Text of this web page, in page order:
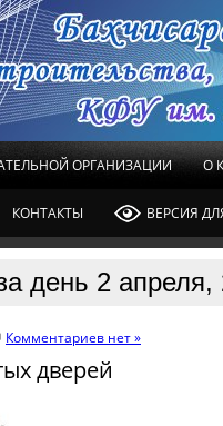
ОРГАНИЗАЦИИ О
КОНТАКТЫ ВЕРСИЯ
день 2 апреля,
Комментариев нет »
дверей